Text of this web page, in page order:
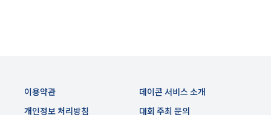
여 구매를 신청하며, “회사”는 이용자가 구매 신청을 함에 있어
서 다음의 각 내용을 알기 쉽게 제공하여야 한다.
이용약관
개인정보 처리방침
대회 주최 문의
데이콘 서비스 소개